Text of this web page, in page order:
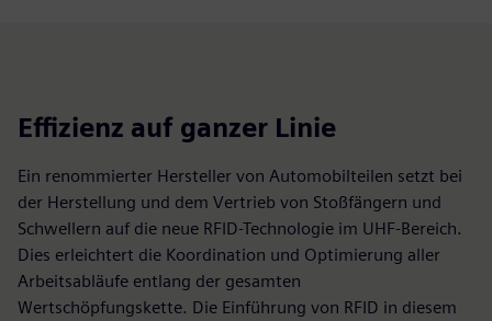
Effizienz auf ganzer Linie
Ein renommierter Hersteller von Automobilteilen setzt bei
der Herstellung und dem Vertrieb von Stoßfängern und
Schwellern auf die neue RFID-Technologie im UHF-Bereich.
Dies erleichtert die Koordination und Optimierung aller
Arbeitsabläufe entlang der gesamten
Wertschöpfungskette. Die Einführung von RFID in diesem